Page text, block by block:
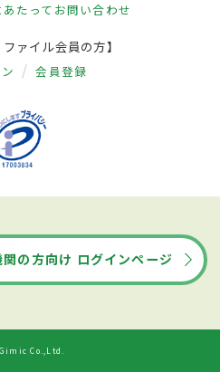
たって お問い合わせ
ファイル会員の方】
会員登録
関の方向け ログインページ
Co.,Ltd.